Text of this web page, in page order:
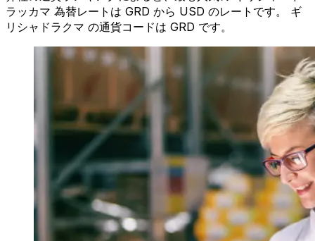
ラッカマ 為替レートは GRD から USD のレートです。 ギ
リシャドラクマ の通貨コードは GRD です。